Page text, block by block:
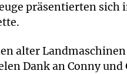
präsentierten
alter
Dank an Conny